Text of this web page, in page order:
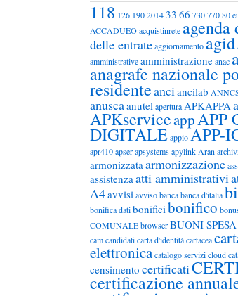
118 126 190 2014 33 66 730 770 80
ACCADUEO acquistinrete
delle entrate aggiornamento agid
amministrative amministrazione anac
anagrafe nazionale
residenteanciancilab
anuscaanutel apertura APKAPPA
APKserviceappAPP
DIGITALE appio APP-
apr410 apser apsystems apylink Aran
armonizzataarmonizzazione
assistenzaatti amministrativi
A4avvisi avviso banca banca d'italia
bonifica dati bonificibonifico
COMUNALE browser BUONI SPESA
cam candidati carta d'identità cartacea
elettronicacatalogo servizi cloud
censimento certificati
certificazione